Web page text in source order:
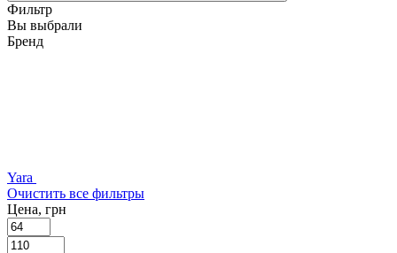
Фильтр
Вы выбрали
Бренд
Yara
Очистить все фильтры
Цена, грн